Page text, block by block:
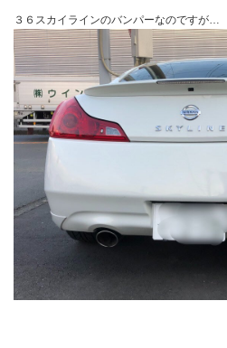
３６スカイラインのバンパーなのですが…